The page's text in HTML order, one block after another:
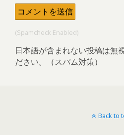
(Spamcheck Enabled)
日本語が含まれない投稿は無
ださい。（スパム対策）
Back to